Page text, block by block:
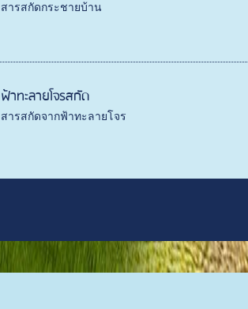
สารสกัดกระชายบ้าน
ฟ้าทะลายโจรสกัด
สารสกัดจากฟ้าทะลายโจร